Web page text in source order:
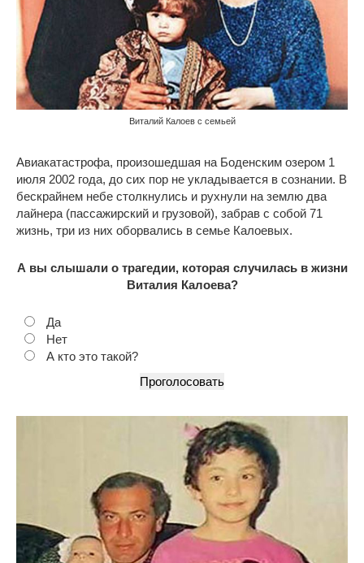
Виталий Калоев с семьей
Авиакатастрофа, произошедшая на Боденским озером 1
июля 2002 года, до сих пор не укладывается в сознании. В
бескрайнем небе столкнулись и рухнули на землю два
лайнера (пассажирский и грузовой), забрав с собой 71
жизнь, три из них оборвались в семье Калоевых.
А вы слышали о трагедии, которая случилась в жизни
Виталия Калоева?
Да
Нет
А кто это такой?